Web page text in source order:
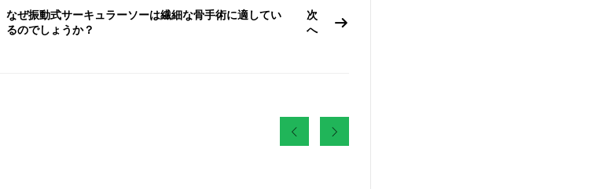
なぜ振動式サーキュラーソーは繊細な骨手術に適してい
るのでしょうか？
次
へ